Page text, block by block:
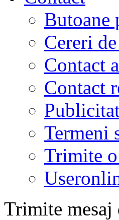
Butoane
Cereri
Contact
Contact
Termeni
Trimite
Trimite mesaj